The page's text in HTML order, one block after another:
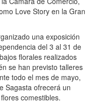
Love Story en la Gran
una exposición
del 3 al 31 de
florales realizados
se han previsto talleres
todo el mes de mayo,
Sagasta ofrecerá un
comestibles.